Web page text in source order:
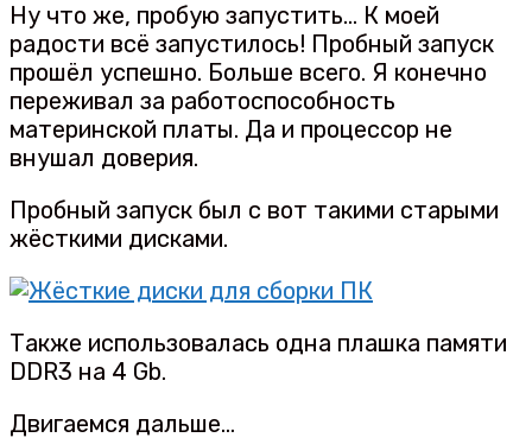
Ну что же, пробую запустить… К моей
радости всё запустилось! Пробный запуск
прошёл успешно. Больше всего. Я конечно
переживал за работоспособность
материнской платы. Да и процессор не
внушал доверия.
Пробный запуск был с вот такими старыми
жёсткими дисками.
Также использовалась одна плашка памяти
DDR3 на 4 Gb.
Двигаемся дальше…